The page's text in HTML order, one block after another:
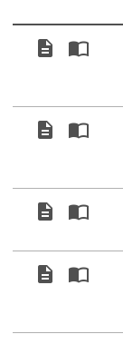
description import_contacts
description import_contacts
description import_contacts
description import_contacts